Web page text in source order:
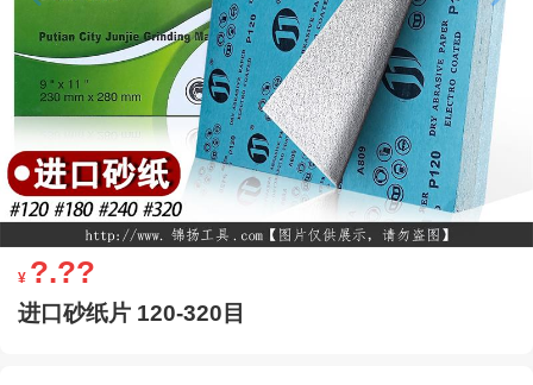
¥ ?.??
进口砂纸片 120-320目